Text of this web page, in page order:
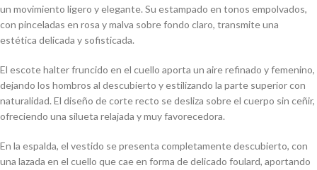
un movimiento ligero y elegante. Su estampado en tonos empolvados,
con pinceladas en rosa y malva sobre fondo claro, transmite una
estética delicada y sofisticada.
El escote halter fruncido en el cuello aporta un aire refinado y femenino,
dejando los hombros al descubierto y estilizando la parte superior con
naturalidad. El diseño de corte recto se desliza sobre el cuerpo sin ceñir,
ofreciendo una silueta relajada y muy favorecedora.
En la espalda, el vestido se presenta completamente descubierto, con
una lazada en el cuello que cae en forma de delicado foulard, aportando